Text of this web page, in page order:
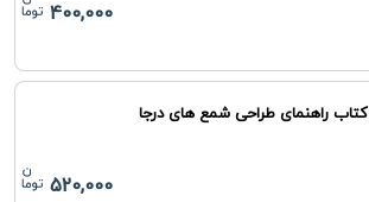
400,000
کتاب راهنمای طراحی شمع های درجا
520,000